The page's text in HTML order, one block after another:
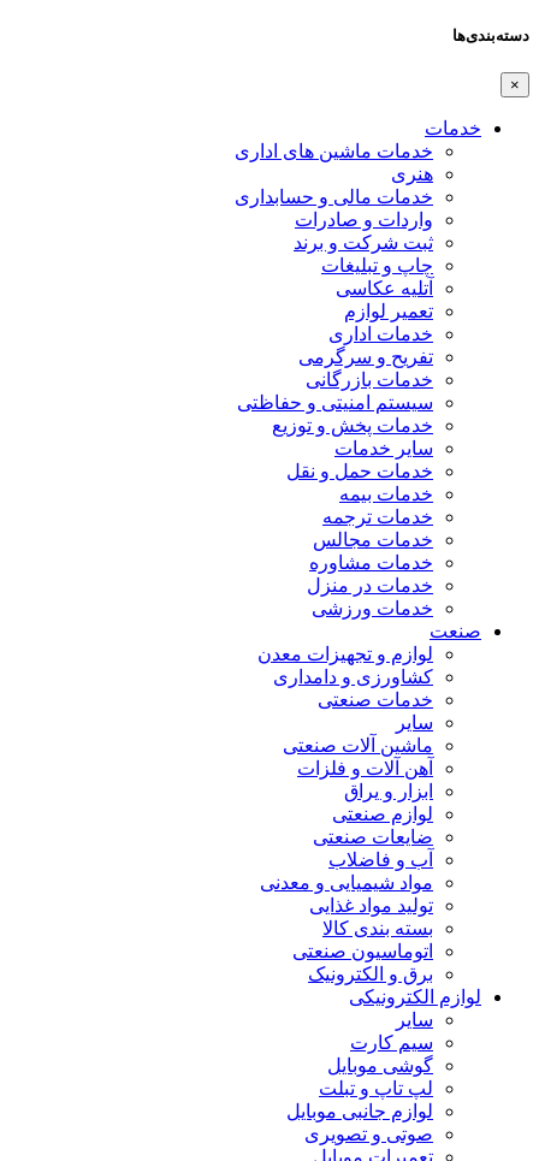
دسته‌بندی‌ها
×
خدمات
خدمات ماشین های اداری
هنری
خدمات مالی و حسابداری
واردات و صادرات
ثبت شرکت و برند
چاپ و تبلیغات
آتلیه عکاسی
تعمیر لوازم
خدمات اداری
تفریح و سرگرمی
خدمات بازرگانی
سیستم امنیتی و حفاظتی
خدمات پخش و توزیع
سایر خدمات
خدمات حمل و نقل
خدمات بیمه
خدمات ترجمه
خدمات مجالس
خدمات مشاوره
خدمات در منزل
خدمات ورزشی
صنعت
لوازم و تجهیزات معدن
کشاورزی و دامداری
خدمات صنعتی
سایر
ماشین آلات صنعتی
آهن آلات و فلزات
ابزار و یراق
لوازم صنعتی
ضایعات صنعتی
آب و فاضلاب
مواد شیمیایی و معدنی
تولید مواد غذایی
بسته بندی کالا
اتوماسیون صنعتی
برق و الکترونیک
لوازم الکترونیکی
سایر
سیم کارت
گوشی موبایل
لپ تاپ و تبلت
لوازم جانبی موبایل
صوتی و تصویری